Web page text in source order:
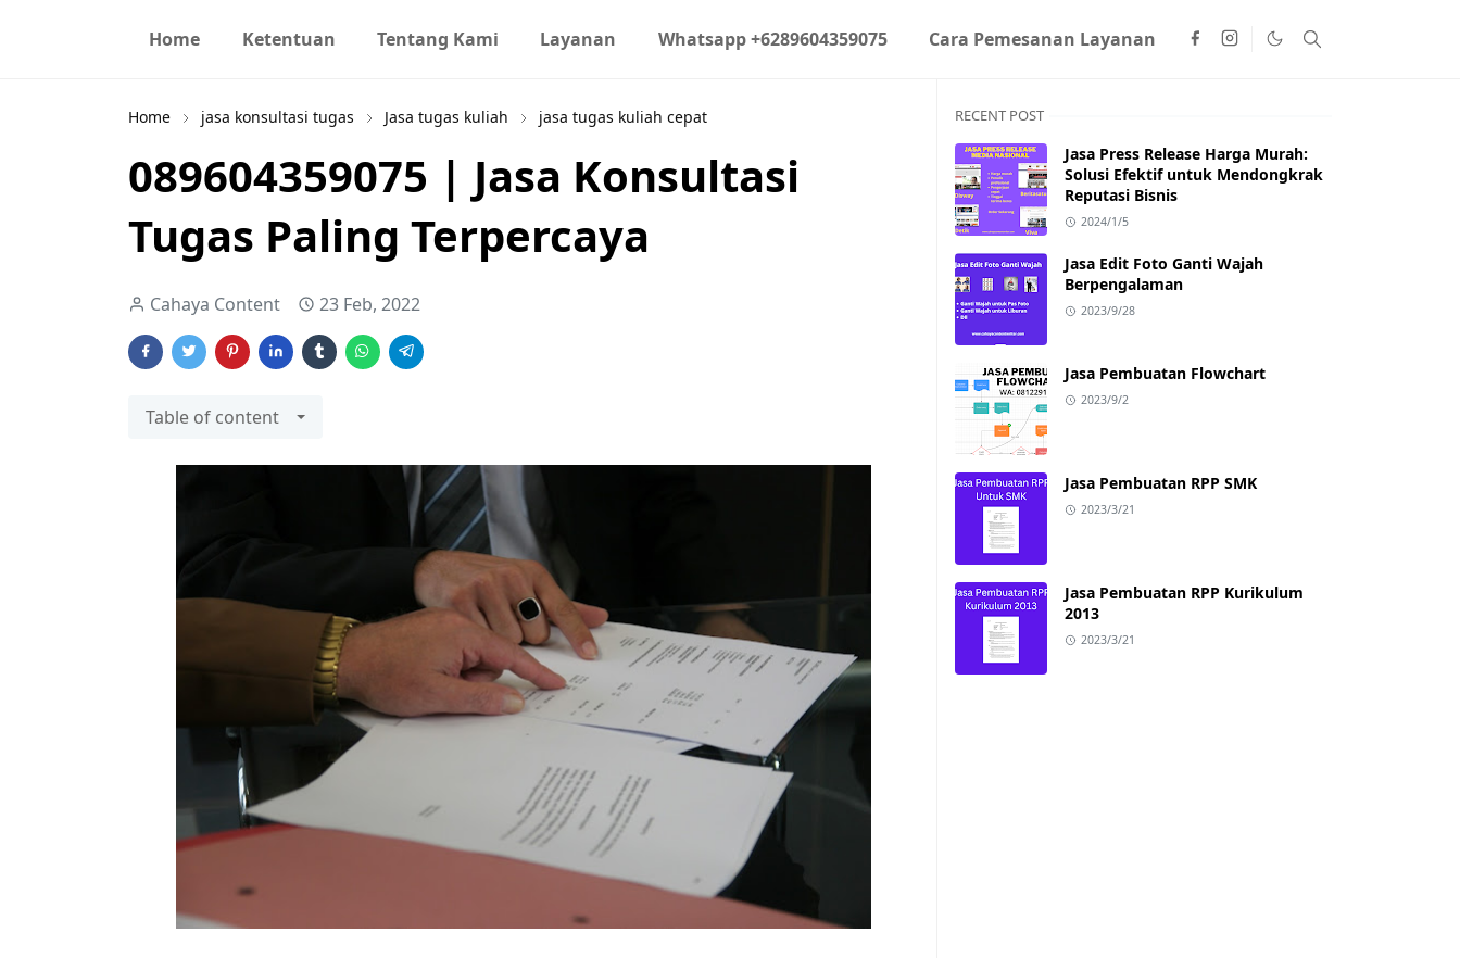
Home Ketentuan Tentang Kami Layanan Whatsapp +6289604359075 Cara Pemesanan Layanan
Home jasa konsultasi tugas Jasa tugas kuliah jasa tugas kuliah cepat
089604359075 | Jasa Konsultasi
Tugas Paling Terpercaya
Cahaya Content 23 Feb, 2022
Table of content
RECENT POST
Jasa Press Release Harga Murah:
Solusi Efektif untuk Mendongkrak
Reputasi Bisnis
2024/1/5
Jasa Edit Foto Ganti Wajah
Berpengalaman
2023/9/28
Jasa Pembuatan Flowchart
2023/9/2
Jasa Pembuatan RPP SMK
2023/3/21
Jasa Pembuatan RPP Kurikulum
2013
2023/3/21